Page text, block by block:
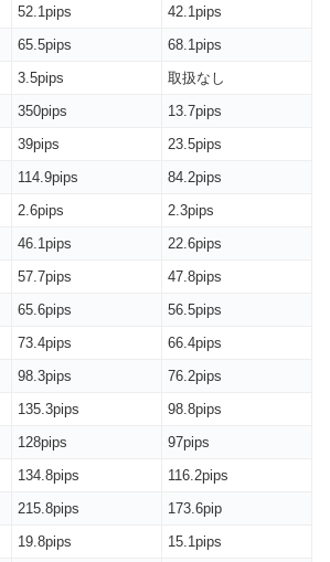
52.1pips
42.1pips
65.5pips
68.1pips
3.5pips
取扱なし
350pips
13.7pips
39pips
23.5pips
114.9pips
84.2pips
2.6pips
2.3pips
46.1pips
22.6pips
57.7pips
47.8pips
65.6pips
56.5pips
73.4pips
66.4pips
98.3pips
76.2pips
135.3pips
98.8pips
128pips
97pips
134.8pips
116.2pips
215.8pips
173.6pip
19.8pips
15.1pips